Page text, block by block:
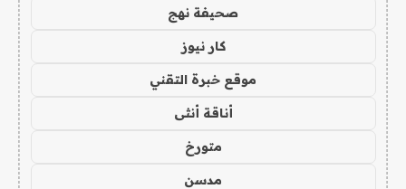
صحيفة نهج
كار نيوز
موقع خبرة التقني
أناقة أنثى
متورخ
مدسن